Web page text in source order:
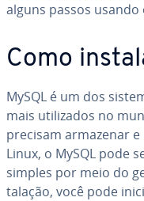
alguns passos
Como
MySQL é um dos
mais uti­li­za­dos no
precisam armazenar
Linux, o MySQL pode
simples por meio do
ta­la­ção, você pode